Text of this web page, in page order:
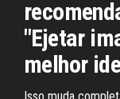
"Ejetar
melhor